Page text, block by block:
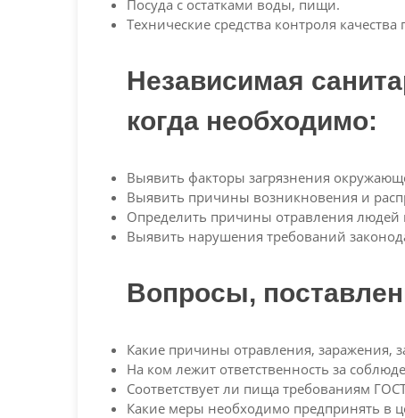
Посуда с остатками воды, пищи.
Технические средства контроля
Независимая
когда необходимо:
Выявить факторы загрязнения
Выявить причины возникновения и
Определить причины отравления людей
Выявить нарушения требований
Вопросы,
Какие причины отравления, заражения,
На ком лежит ответственность за
Соответствует ли пища требованиям
Какие меры необходимо предпринять в